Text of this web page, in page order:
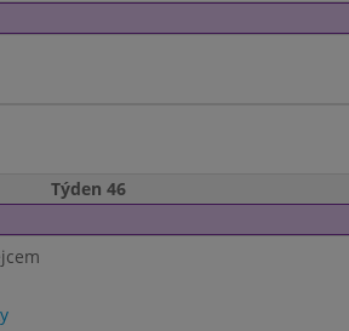
Týden 46